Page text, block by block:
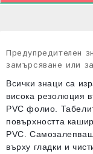
Предупредителен
замърсяване или
Всички знаци са
висока резолюция
PVC фолио.
повърхността
PVC.
върху гладки и